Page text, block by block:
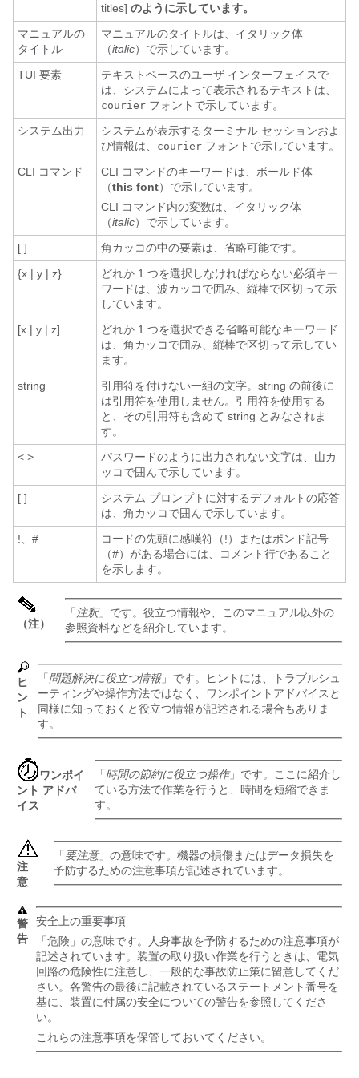
titles] のように示しています。
マニュアルの
タイトル
マニュアルのタイトルは、イタリック体
（italic）で示しています。
TUI 要素
テキストベースのユーザ インターフェイスで
は、システムによって表示されるテキストは、
courier フォントで示しています。
システム出力
システムが表示するターミナル セッションおよ
び情報は、 courier フォントで示しています。
CLI コマンド
CLI コマンドのキーワードは、ボールド体
（this font）で示しています。
CLI コマンド内の変数は、イタリック体
（italic）で示しています。
[ ]
角カッコの中の要素は、省略可能です。
{x | y | z}
どれか 1 つを選択しなければならない必須キー
ワードは、波カッコで囲み、縦棒で区切って示
しています。
[x | y | z]
どれか 1 つを選択できる省略可能なキーワード
は、角カッコで囲み、縦棒で区切って示してい
ます。
string
引用符を付けない一組の文字。string の前後に
は引用符を使用しません。引用符を使用する
と、その引用符も含めて string とみなされま
す。
< >
パスワードのように出力されない文字は、山カ
ッコで囲んで示しています。
[ ]
システム プロンプトに対するデフォルトの応答
は、角カッコで囲んで示しています。
!、#
コードの先頭に感嘆符（!）またはポンド記号
（#）がある場合には、コメント行であること
を示します。
（注）
「 注釈」です。役立つ情報や、このマニュアル以外の
参照資料などを紹介しています。
ヒ
ン
ト
「 問題解決に役立つ情報」です。ヒントには、トラブルシュ
ーティングや操作方法ではなく、ワンポイントアドバイスと
同様に知っておくと役立つ情報が記述される場合もありま
す。
ワンポイ
ント アドバ
イス
「 時間の節約に役立つ操作」です。ここに紹介し
ている方法で作業を行うと、時間を短縮できま
す。
注
意
「 要注意」の意味です。機器の損傷またはデータ損失を
予防するための注意事項が記述されています。
警
告
安全上の重要事項
「危険」の意味です。人身事故を予防するための注意事項が
記述されています。装置の取り扱い作業を行うときは、電気
回路の危険性に注意し、一般的な事故防止策に留意してくだ
さい。各警告の最後に記載されているステートメント番号を
基に、装置に付属の安全についての警告を参照してくださ
い。
これらの注意事項を保管しておいてください。